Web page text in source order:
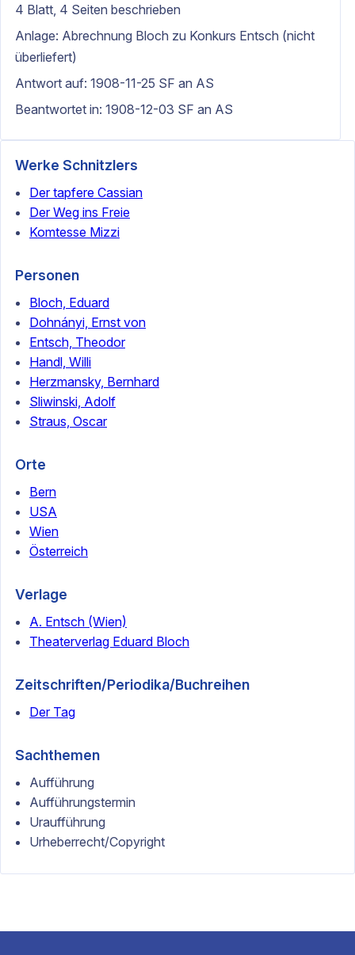
4 Blatt, 4 Seiten beschrieben
Anlage: Abrechnung Bloch zu Konkurs Entsch (nicht
überliefert)
Antwort auf: 1908-11-25 SF an AS
Beantwortet in: 1908-12-03 SF an AS
Werke Schnitzlers
Der tapfere Cassian
Der Weg ins Freie
Komtesse Mizzi
Personen
Bloch, Eduard
Dohnányi, Ernst von
Entsch, Theodor
Handl, Willi
Herzmansky, Bernhard
Sliwinski, Adolf
Straus, Oscar
Orte
Bern
USA
Wien
Österreich
Verlage
A. Entsch (Wien)
Theaterverlag Eduard Bloch
Zeitschriften/Periodika/Buchreihen
Der Tag
Sachthemen
Aufführung
Aufführungstermin
Uraufführung
Urheberrecht/Copyright